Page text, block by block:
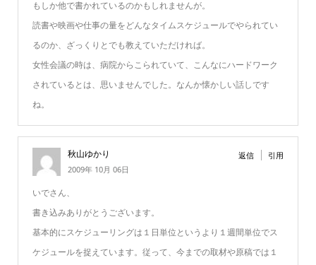
もしか他で書かれているのかもしれませんが。
読書や映画や仕事の量をどんなタイムスケジュールでやられてい
るのか、ざっくりとでも教えていただければ。
女性会議の時は、病院からこられていて、こんなにハードワーク
されているとは、思いませんでした。なんか懐かしい話しです
ね。
秋山ゆかり
2009年 10月 06日
返信 引用
いでさん、
書き込みありがとうございます。
基本的にスケジューリングは１日単位というより１週間単位でス
ケジュールを捉えています。従って、今までの取材や原稿では１